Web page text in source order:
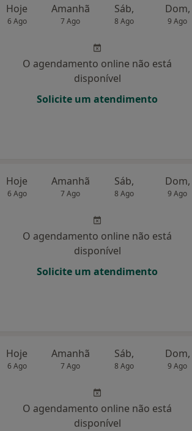
Hoje
6 Ago
Amanhã
7 Ago
Sáb,
8 Ago
Dom,
9 Ago
O agendamento online não está
disponível
Solicite um atendimento
Hoje
6 Ago
Amanhã
7 Ago
Sáb,
8 Ago
Dom,
9 Ago
O agendamento online não está
disponível
Solicite um atendimento
Hoje
6 Ago
Amanhã
7 Ago
Sáb,
8 Ago
Dom,
9 Ago
O agendamento online não está
disponível